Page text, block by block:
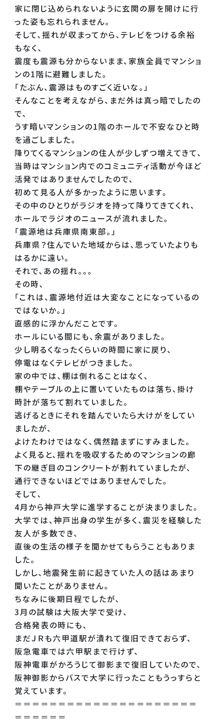
家に閉じ込められないように玄関の扉を開けに行
った姿も忘れられません。
そして、揺れが収まってから、テレビをつける余裕
もなく、
震度も震源も分からないまま、家族全員でマンショ
ンの1階に避難しました。
「たぶん、震源はものすごく近いな。」
そんなことを考えながら、まだ外は真っ暗でしたの
で、
うす暗いマンションの1階のホールで不安なひと時
を過ごしました。
降りてくるマンションの住人が少しずつ増えてきて、
当時はマンション内でのコミュニティ活動が今ほど
活発ではありませんでしたので、
初めて見る人が多かったように思います。
その中のひとりがラジオを持って降りてきてくれ、
ホールでラジオのニュースが流れました。
「震源地は兵庫県南東部。」
兵庫県？住んでいた地域からは、思っていたよりも
はるかに遠い。
それで、あの揺れ。。。
その時、
「これは、震源地付近は大変なことになっているの
ではないか。」
直感的に浮かんだことです。
ホールにいる間にも、余震がありました。
少し明るくなったくらいの時間に家に戻り、
停電はなくテレビがつきました。
家の中では、棚は倒れることはなく、
棚やテーブルの上に置いていたものは落ち、掛け
時計が落ちて割れていました。
逃げるときにそれを踏んでいたら大けがをしてい
ましたが、
よけたわけではなく、偶然踏まずにすみました。
よく見ると、揺れを吸収するためのマンションの廊
下の継ぎ目のコンクリートが割れていましたが、
通行できないほどではありませんでした。
そして、
4月から神戸大学に進学することが決まりました。
大学では、神戸出身の学生が多く、震災を経験した
友人が多数でき、
直後の生活の様子を聞かせてもらうこともありま
した。
しかし、地震発生前に起きていた人の話はあまり
聞いたことがありません。
ちなみに後期日程でしたが、
3月の試験は大阪大学で受け、
合格発表の時にも、
まだＪＲも六甲道駅が潰れて復旧できておらず、
阪急電車では六甲駅まで行けず、
阪神電車がかろうじて御影まで復旧していたので、
阪神御影からバスで大学に行ったこともうっすらと
覚えています。
＝＝＝＝＝＝＝＝＝＝＝＝＝＝＝＝＝＝＝＝＝
＝＝＝＝＝＝